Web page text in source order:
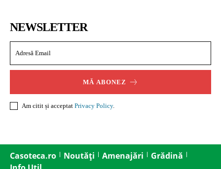
NEWSLETTER
MĂ ABONEZ
Am citit și acceptat Privacy Policy.
Casoteca.ro Noutăți Amenajări
Grădină